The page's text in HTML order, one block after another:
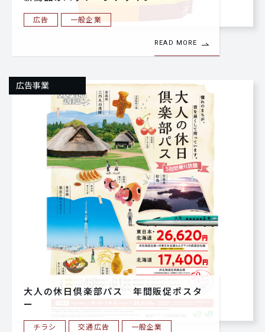
広告 一般企業
READ MORE
広告事業
大人の休日倶楽部パス 年間販促ポスタ
ー
チラシ 交通広告
一般企業